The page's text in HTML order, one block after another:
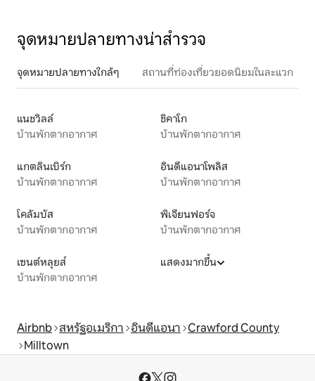
จุดหมายปลายทางน่าสำรวจ
จุดหมายปลายทางใกล้ๆ สถานที่ท่องเที่ยวยอดนิยมในละแวก
แนชวิลล์
บ้านพักตากอากาศ
ชิคาโก
บ้านพักตากอากาศ
แกตลินเบิร์ก
บ้านพักตากอากาศ
อินดีแอนาโพลิส
บ้านพักตากอากาศ
โคลัมบัส
บ้านพักตากอากาศ
พิเจียนฟอร์จ
บ้านพักตากอากาศ
เซนต์หลุยส์
บ้านพักตากอากาศ
แสดงมากขึ้น
Airbnb สหรัฐอเมริกา อินดีแอนา Crawford County
Milltown